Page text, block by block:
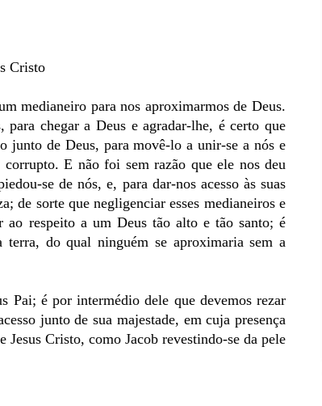
Cristo
medianeiro para nos aproximarmos de Deus.
para chegar a Deus e agradar-lhe, é certo que
junto de Deus, para movê-lo a unir-se a nós e
E não foi sem razão que ele nos deu
se de nós, e, para dar-nos acesso às suas
de sorte que negligenciar esses medianeiros e
ao respeito a um Deus tão alto e tão santo; é
do qual ninguém se aproximaria sem a
Pai; é por intermédio dele que devemos rezar
junto de sua majestade, em cuja presença
Jesus Cristo, como Jacob revestindo-se da pele